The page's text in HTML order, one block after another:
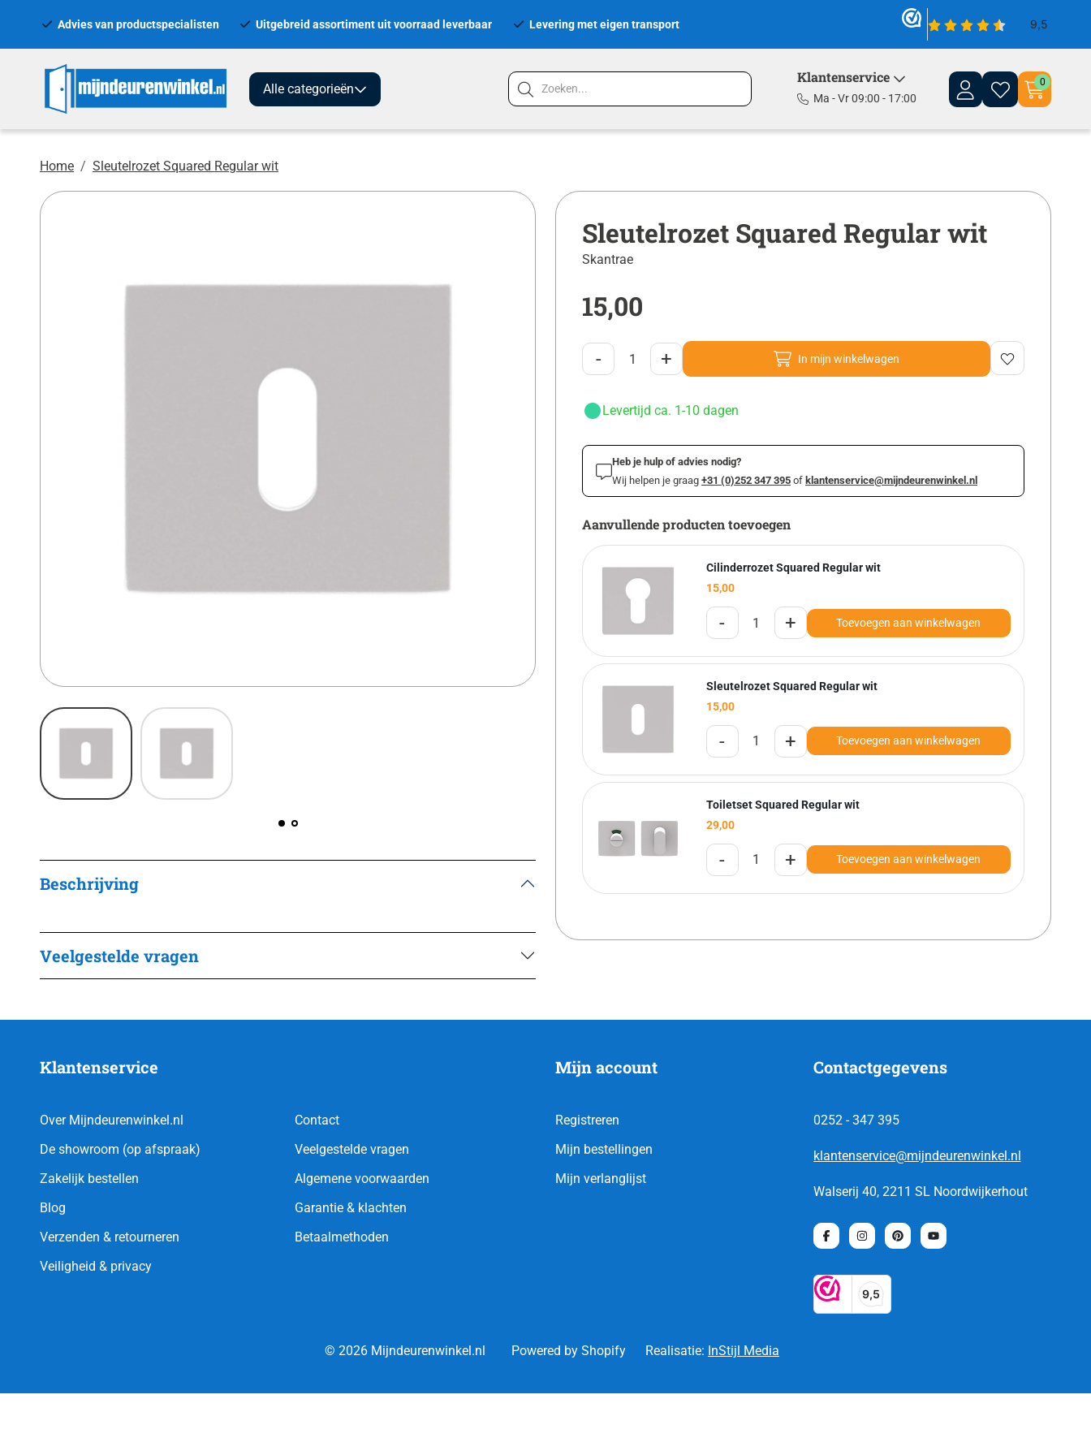
Advies van productspecialisten Uitgebreid assortiment uit voorraad leverbaar Levering met eigen transport
Alle categorieën
Klantenservice
Ma - Vr 09:00 - 17:00
0
Home Sleutelrozet Squared Regular wit
Beschrijving
Veelgestelde vragen
Sleutelrozet Squared Regular wit
Skantrae
15,00
- + In mijn winkelwagen
Levertijd ca. 1-10 dagen
Heb je hulp of advies nodig?
Wij helpen je graag +31 (0)252 347 395 of klantenservice@mijndeurenwinkel.nl
Aanvullende producten toevoegen
Cilinderrozet Squared Regular wit
15,00
- + Toevoegen aan winkelwagen
Sleutelrozet Squared Regular wit
15,00
- + Toevoegen aan winkelwagen
Toiletset Squared Regular wit
29,00
- + Toevoegen aan winkelwagen
Klantenservice
Over Mijndeurenwinkel.nl
De showroom (op afspraak)
Zakelijk bestellen
Blog
Verzenden & retourneren
Veiligheid & privacy
Contact
Veelgestelde vragen
Algemene voorwaarden
Garantie & klachten
Betaalmethoden
Mijn account
Registreren
Mijn bestellingen
Mijn verlanglijst
Contactgegevens
0252 - 347 395
klantenservice@mijndeurenwinkel.nl
Walserij 40, 2211 SL Noordwijkerhout
© 2026 Mijndeurenwinkel.nl Powered by Shopify Realisatie: InStijl Media